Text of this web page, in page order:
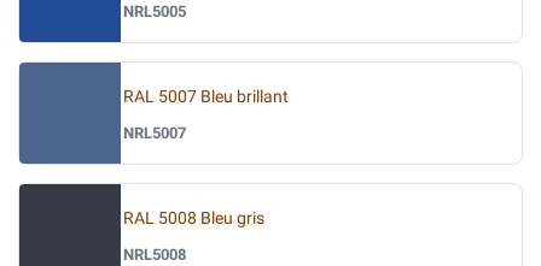
NRL5005
RAL 5007 Bleu brillant
NRL5007
RAL 5008 Bleu gris
NRL5008